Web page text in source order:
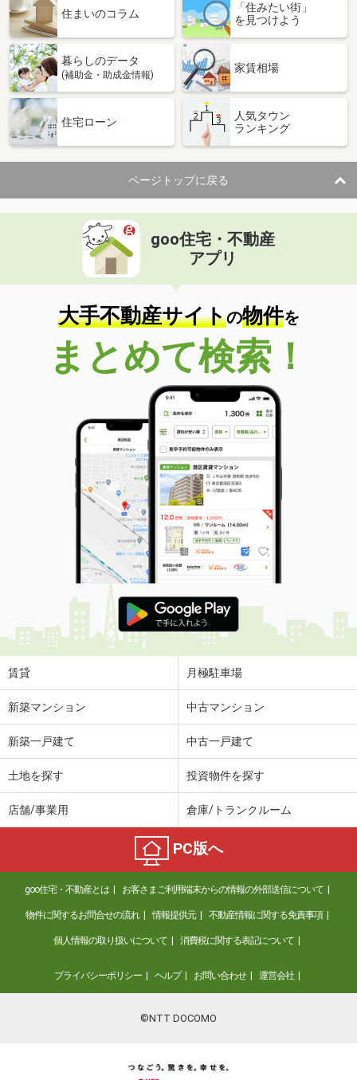
価 格
6,699万円
神奈川県藤沢市片瀬４丁目
専有面積 66.76m²
間取り
神奈川県大和市西鶴間３丁目
2,890万円
住 所
神奈川県大和市西鶴間３丁目
専有面積 72.44m²
間取り
3LK
神奈川県茅ヶ崎市香川１
価 格
2,480万円
住 所
神奈川県茅ヶ崎市香川１
専有面積 83.04m²
間取り
3LDK
神奈川県茅ヶ崎市本村４
価 格
5,780万円
神奈川県茅ヶ崎市本村４
112.67m²
間取り
4LDK
神奈川県川崎市高津区久本３
価 格
7,798万円
住 所
神奈川県川崎市高津区久本３
専有面積 76.8m²
間取り
3LDK
神奈川県川崎市高津区北見方２
価 格
5,780万円
住 所
神奈川県川崎市高津区北見方２
専有面積
神奈川県川崎市高津区北見方２
2,190万円
2,980万円
住 所
神奈川県川崎市高津区久地２
専有面積 44.27m²
間取り
1LDK
神奈川県川崎市幸区南幸町３
価 格
2,980万円
住 所
神奈川県川崎市幸区南幸町３
48.8m²
神奈川県横浜市戸塚区名瀬町
住まいのコラム
「住みたい街」
を見つけよう
暮らしのデータ
(補助金・助成金情報)
家賃相場
住宅ローン
人気タウン
ランキング
ページトップに戻る
goo住宅・不動産
アプリ
大手不動産サイトの物件を
まとめて検索！
賃貸 月極駐車場
新築マンション 中古マンション
新築一戸建て 中古一戸建て
土地を探す 投資物件を探す
店舗/事業用 倉庫/トランクルーム
PC版へ
goo住宅・不動産とは お客さまご利用端末からの情報の外部送信について
物件に関するお問合せの流れ 情報提供元 不動産情報に関する免責事項
個人情報の取り扱いについて 消費税に関する表記について
プライバシーポリシー ヘルプ お問い合わせ 運営会社
©NTT DOCOMO